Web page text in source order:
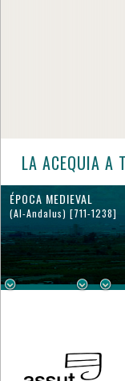
LA ACEQUIA A
ÉPOCA MEDIEVAL
(Al-Andalus) [711-1238]